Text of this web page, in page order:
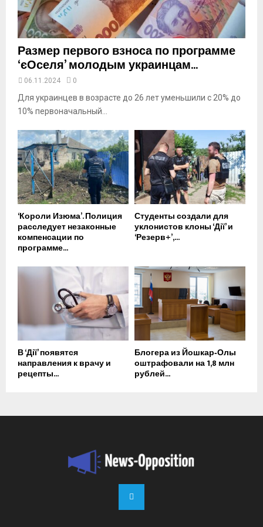
e
Размер первого взноса по программе
‘єОселя’ молодым украинцам...
06.11.2024 0
Для украинцев в возрасте до 26 лет уменьшили с 20% до
10% первоначальный...
‘Короли Изюма’. Полиция
расследует незаконные
компенсации по
программе...
Студенты создали для
уклонистов клоны ‘Дії’ и
‘Резерв+’,...
В ‘Дії’ появятся
направления к врачу и
рецепты...
Блогера из Йошкар‑Олы
оштрафовали на 1,8 млн
рублей...